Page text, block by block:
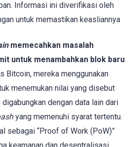
Informasi ini diverifikasi oleh
untuk memastikan keasliannya
memecahkan masalah
untuk menambahkan blok baru
Bitcoin, mereka menggunakan
menemukan nilai yang disebut
digabungkan dengan data lain dari
yang memenuhi syarat tertentu.
sebagai “Proof of Work (PoW)”